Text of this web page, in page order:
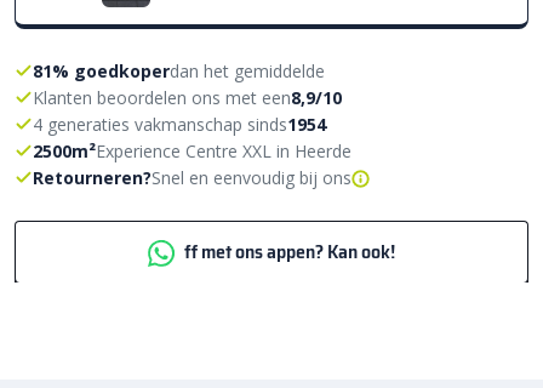
81% goedkoperdan het gemiddelde
Klanten beoordelen ons met een8,9/10
4 generaties vakmanschap sinds1954
2500m²Experience Centre XXL in Heerde
Retourneren?Snel en eenvoudig bij ons
ff met ons appen? Kan ook!